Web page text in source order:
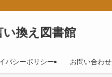
換え図書館
バシーポリシー お問い合わせ